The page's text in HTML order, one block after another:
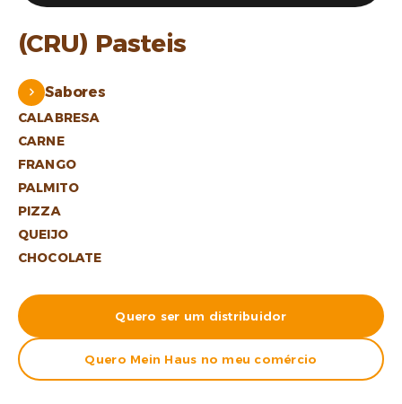
(CRU) Pasteis
Sabores
CALABRESA
CARNE
FRANGO
PALMITO
PIZZA
QUEIJO
CHOCOLATE
Quero ser um distribuidor
Quero Mein Haus no meu comércio